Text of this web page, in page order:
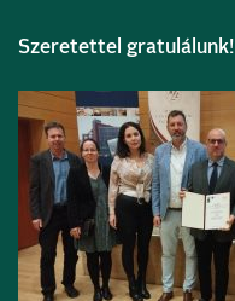
Szeretettel gratulálunk!